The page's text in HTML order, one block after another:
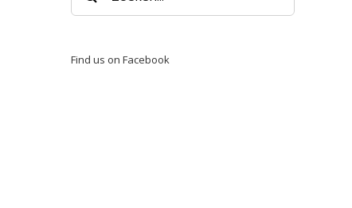
Find us on Facebook